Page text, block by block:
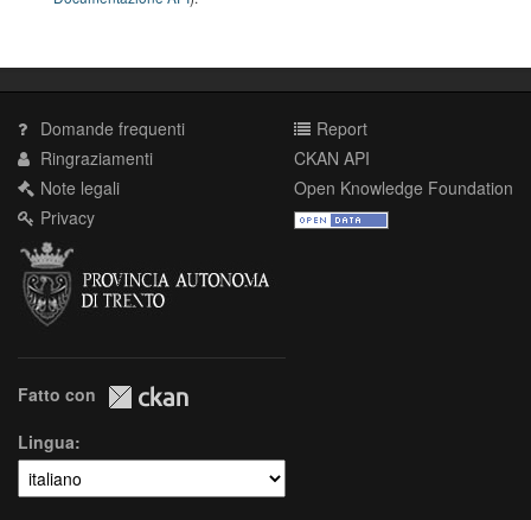
Domande frequenti
Ringraziamenti
Note legali
Privacy
Report
CKAN API
Open Knowledge Foundation
Fatto con
Lingua